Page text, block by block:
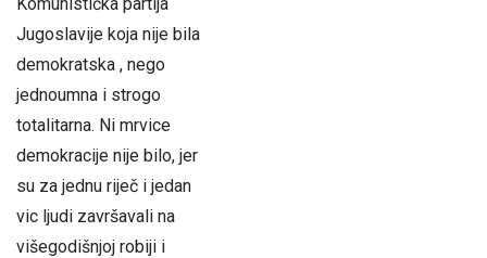
Jugoslavije koja nije bila
demokratska , nego
jednoumna i strogo
totalitarna. Ni mrvice
demokracije nije bilo, jer
su za jednu riječ i jedan
vic ljudi završavali na
višegodišnjoj robiji i